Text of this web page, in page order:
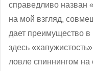
справедливо назван
на мой взгляд,
дает преимущество в
здесь
ловле спиннингом на